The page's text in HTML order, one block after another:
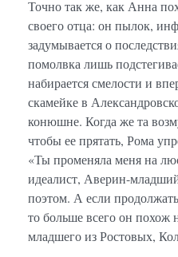
Точно так же, как Анна
своего отца: он пылок,
задумывается о
помолвка лишь
набирается смелости и
скамейке в
конюшне. Когда же та
чтобы ее прятать, Рома
«Ты променяла меня на
идеалист, Аверин-
поэтом. А если
то больше всего он похож
младшего из Ростовых,